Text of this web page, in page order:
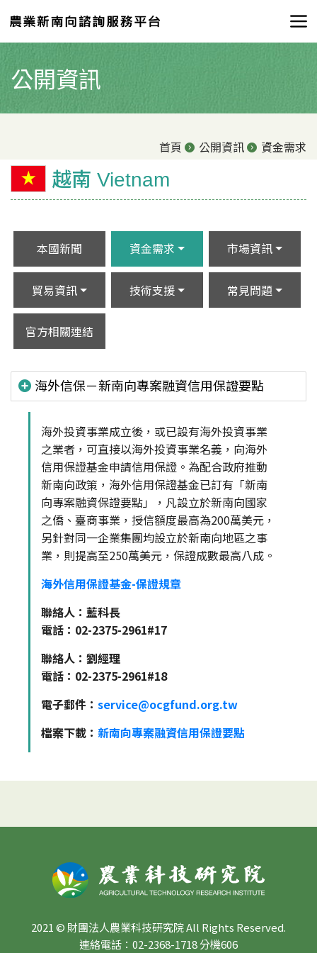
公開資訊
首頁 公開資訊 資金需求
越南 Vietnam
本國新聞 資金需求 市場資訊
貿易資訊 技術支援 常見問題
官方相關連結
海外信保－新南向專案融資信用保證要點
海外投資事業成立後，或已設有海外投資事業
之業者，可直接以海外投資事業名義，向海外
信用保證基金申請信用保證。為配合政府推動
新南向政策，海外信用保證基金已訂有「新南
向專案融資保證要點」，凡設立於新南向國家
之僑、臺商事業，授信額度最高為200萬美元，
另針對同一企業集團均設立於新南向地區之事
業，則提高至250萬美元，保證成數最高八成。
海外信用保證基金-保證規章
聯絡人：藍科長
電話：02-2375-2961#17
聯絡人：劉經理
電話：02-2375-2961#18
電子郵件： service@ocgfund.org.tw
檔案下載： 新南向專案融資信用保證要點
2021 © 財團法人農業科技研究院 All Rights Reserved.
連絡電話：02-2368-1718 分機606